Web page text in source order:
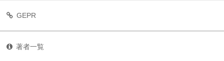
GEPR
著者一覧